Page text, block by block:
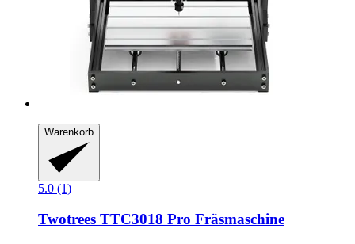
Warenkorb
5.0 (1)
Twotrees TTC3018 Pro Fräsmaschine